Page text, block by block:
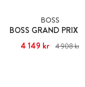
BOSS
BOSS GRAND PRIX
Nuvarande pris:4 149 kr
4 149 kr 4 908 kr